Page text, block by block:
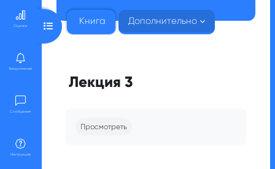
Оценки
Уведомления
Сообщения
Инструкции
Книга Дополнительно
Открыть оглавление курса
Лекция 3
Просмотреть